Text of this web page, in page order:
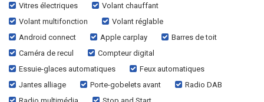
Vitres électriques
Volant chauffant
Volant multifonction
Volant réglable
Android connect
Apple carplay
Barres de toit
Caméra de recul
Compteur digital
Essuie-glaces automatiques
Feux automatiques
Jantes alliage
Porte-gobelets avant
Radio DAB
Radio multimédia
Stop and Start